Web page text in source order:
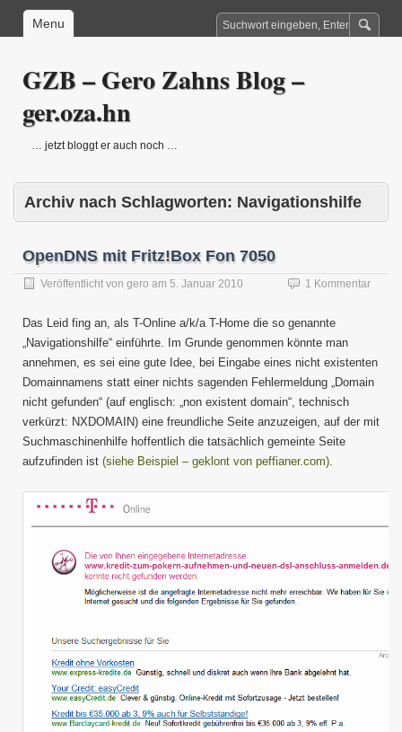
Menu
GZB – Gero Zahns Blog –
ger.oza.hn
… jetzt bloggt er auch noch …
Archiv nach Schlagworten: Navigationshilfe
OpenDNS mit Fritz!Box Fon 7050
Veröffentlicht von gero am 5. Januar 2010 1 Kommentar
Das Leid fing an, als T-Online a/k/a T-Home die so genannte
„Navigationshilfe“ einführte. Im Grunde genommen könnte man
annehmen, es sei eine gute Idee, bei Eingabe eines nicht existenten
Domainnamens statt einer nichts sagenden Fehlermeldung „Domain
nicht gefunden“ (auf englisch: „non existent domain“, technisch
verkürzt: NXDOMAIN) eine freundliche Seite anzuzeigen, auf der mit
Suchmaschinenhilfe hoffentlich die tatsächlich gemeinte Seite
aufzufinden ist (siehe Beispiel – geklont von peffianer.com).